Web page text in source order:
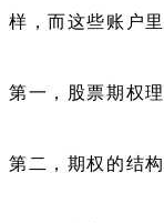
样，而这些账户
第一，股票期权
第二，期权的结